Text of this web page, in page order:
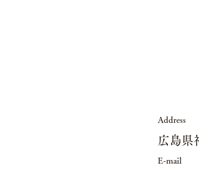
Address
広島県
E-mail